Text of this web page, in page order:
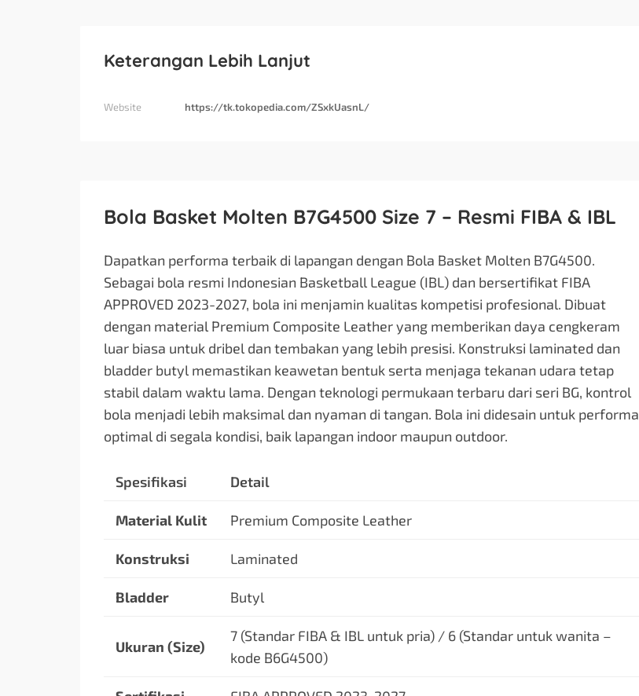
Keterangan Lebih Lanjut
Website https://tk.tokopedia.com/ZSxkUasnL/
Bola Basket Molten B7G4500 Size 7 – Resmi FIBA & IBL
Dapatkan performa terbaik di lapangan dengan Bola Basket Molten B7G4500.
Sebagai bola resmi Indonesian Basketball League (IBL) dan bersertifikat FIBA
APPROVED 2023-2027, bola ini menjamin kualitas kompetisi profesional. Dibuat
dengan material Premium Composite Leather yang memberikan daya cengkeram
luar biasa untuk dribel dan tembakan yang lebih presisi. Konstruksi laminated dan
bladder butyl memastikan keawetan bentuk serta menjaga tekanan udara tetap
stabil dalam waktu lama. Dengan teknologi permukaan terbaru dari seri BG, kontrol
bola menjadi lebih maksimal dan nyaman di tangan. Bola ini didesain untuk performa
optimal di segala kondisi, baik lapangan indoor maupun outdoor.
Spesifikasi Detail
Material Kulit Premium Composite Leather
Konstruksi Laminated
Bladder Butyl
Ukuran (Size)
7 (Standar FIBA & IBL untuk pria) / 6 (Standar untuk wanita –
kode B6G4500)